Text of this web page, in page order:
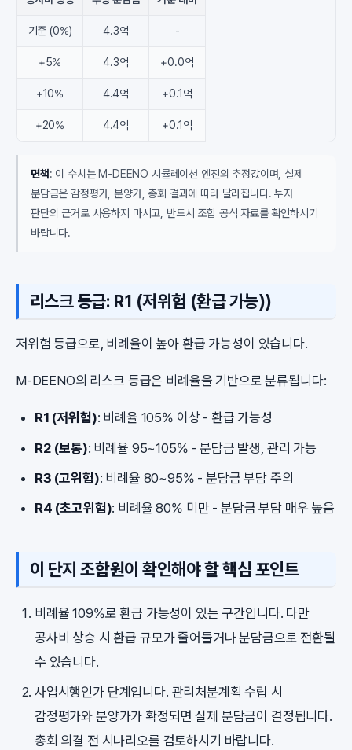
기준 (0%) 4.3억 -
+5% 4.3억 +0.0억
+10% 4.4억 +0.1억
+20% 4.4억 +0.1억
면책: 이 수치는 M-DEENO 시뮬레이션 엔진의 추정값이며, 실제
분담금은 감정평가, 분양가, 총회 결과에 따라 달라집니다. 투자
판단의 근거로 사용하지 마시고, 반드시 조합 공식 자료를 확인하시기
바랍니다.
리스크 등급: R1 (저위험 (환급 가능))
저위험 등급으로, 비례율이 높아 환급 가능성이 있습니다.
M-DEENO의 리스크 등급은 비례율을 기반으로 분류됩니다:
R1 (저위험): 비례율 105% 이상 - 환급 가능성
R2 (보통): 비례율 95~105% - 분담금 발생, 관리 가능
R3 (고위험): 비례율 80~95% - 분담금 부담 주의
R4 (초고위험): 비례율 80% 미만 - 분담금 부담 매우 높음
이 단지 조합원이 확인해야 할 핵심 포인트
비례율 109%로 환급 가능성이 있는 구간입니다. 다만
공사비 상승 시 환급 규모가 줄어들거나 분담금으로 전환될
수 있습니다.
사업시행인가 단계입니다. 관리처분계획 수립 시
감정평가와 분양가가 확정되면 실제 분담금이 결정됩니다.
총회 의결 전 시나리오를 검토하시기 바랍니다.